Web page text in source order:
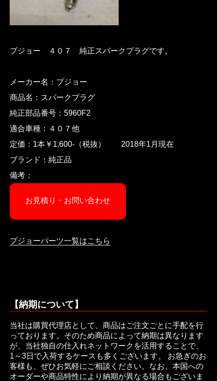
プジョー ４０７ 純正スパークプラグです。
メーカー名：プジョー
商品名：スパークプラグ
純正部品番号：5960F2
適合車種：４０７他
定価：1本￥1,600-（税抜） 2018年1月現在
ブランド：純正品
備考：
お見積り・お問い合わせ
プジョーパーツ一覧はこちら
【納期について】
当社は購買代理店として、商品はご注文ごとに手配を行
っております。そのため商品によって納期は異なります
が、当社独自の仕入れネットワークを活用することで、
1～3日で入荷するケースも多くございます。 お急ぎのお
客様も、ぜひお気軽にご相談ください。なお、本国への
オーダーや商品特性により納期が異なる場合もございま